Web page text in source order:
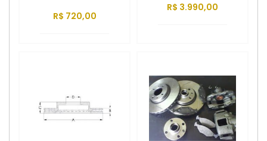
R$ 720,00
R$ 3.990,00